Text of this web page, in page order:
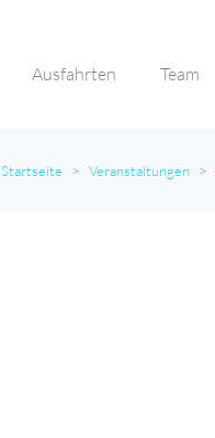
Ausfahrten Team
Startseite Veranstaltungen